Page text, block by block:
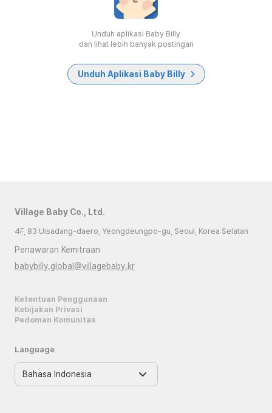
Unduh aplikasi Baby Billy
dan lihat lebih banyak postingan
Unduh Aplikasi Baby Billy
Village Baby Co., Ltd.
4F, 83 Uisadang-daero, Yeongdeungpo-gu, Seoul, Korea Selatan
Penawaran Kemitraan
babybilly.global@villagebaby.kr
Ketentuan Penggunaan
Kebijakan Privasi
Pedoman Komunitas
Language